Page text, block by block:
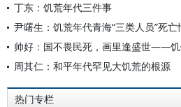
丁东：饥荒年代三件事
尹曙生：饥荒年代青海“三类人员”死亡
帅好：国不畏民死，画里逢盛世——
周其仁：和平年代罕见大饥荒的根源
热门专栏